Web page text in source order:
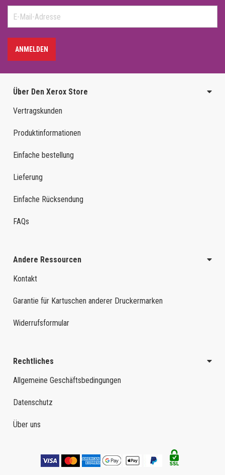
ANMELDEN
Über Den Xerox Store
Vertragskunden
Produktinformationen
Einfache bestellung
Lieferung
Einfache Rücksendung
FAQs
Andere Ressourcen
Kontakt
Garantie für Kartuschen anderer Druckermarken
Widerrufsformular
Rechtliches
Allgemeine Geschäftsbedingungen
Datenschutz
Über uns